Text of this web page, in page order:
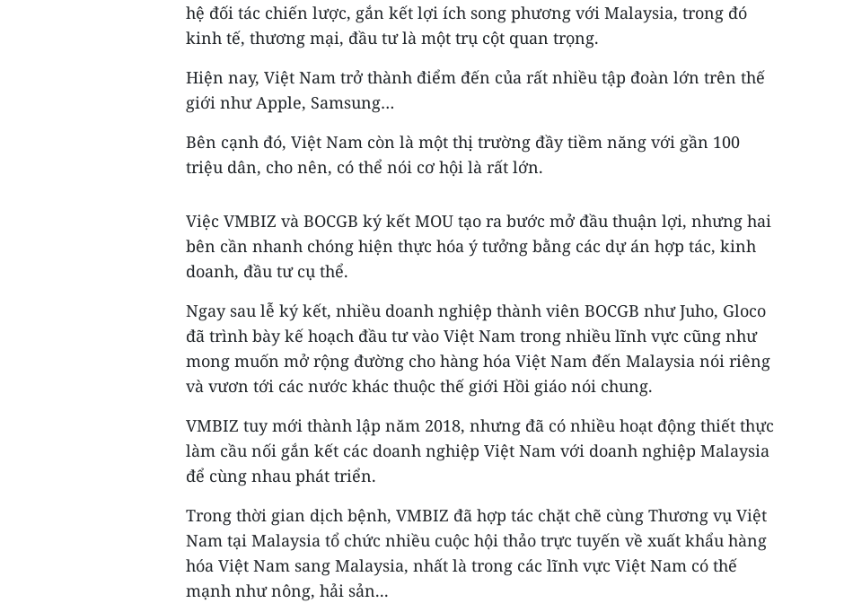
hệ đối tác chiến lược, gắn kết lợi ích song phương với Malaysia, trong đó
kinh tế, thương mại, đầu tư là một trụ cột quan trọng.
Hiện nay, Việt Nam trở thành điểm đến của rất nhiều tập đoàn lớn trên thế
giới như Apple, Samsung…
Bên cạnh đó, Việt Nam còn là một thị trường đầy tiềm năng với gần 100
triệu dân, cho nên, có thể nói cơ hội là rất lớn.
Việc VMBIZ và BOCGB ký kết MOU tạo ra bước mở đầu thuận lợi, nhưng hai
bên cần nhanh chóng hiện thực hóa ý tưởng bằng các dự án hợp tác, kinh
doanh, đầu tư cụ thể.
Ngay sau lễ ký kết, nhiều doanh nghiệp thành viên BOCGB như Juho, Gloco
đã trình bày kế hoạch đầu tư vào Việt Nam trong nhiều lĩnh vực cũng như
mong muốn mở rộng đường cho hàng hóa Việt Nam đến Malaysia nói riêng
và vươn tới các nước khác thuộc thế giới Hồi giáo nói chung.
VMBIZ tuy mới thành lập năm 2018, nhưng đã có nhiều hoạt động thiết thực
làm cầu nối gắn kết các doanh nghiệp Việt Nam với doanh nghiệp Malaysia
để cùng nhau phát triển.
Trong thời gian dịch bệnh, VMBIZ đã hợp tác chặt chẽ cùng Thương vụ Việt
Nam tại Malaysia tổ chức nhiều cuộc hội thảo trực tuyến về xuất khẩu hàng
hóa Việt Nam sang Malaysia, nhất là trong các lĩnh vực Việt Nam có thế
mạnh như nông, hải sản...